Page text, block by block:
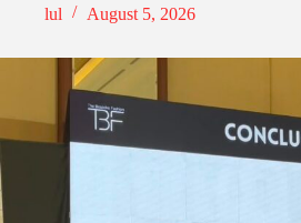
lul
August 5, 2026